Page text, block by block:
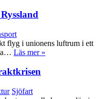
flyg i unionens luftrum i ett
Läs mer »
Sjöfart